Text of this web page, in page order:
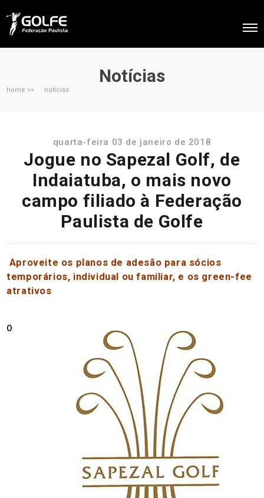
Notícias
home >> notícias
quarta-feira 03 de janeiro de 2018
Jogue no Sapezal Golf, de
Indaiatuba, o mais novo
campo filiado à Federação
Paulista de Golfe
Aproveite os planos de adesão para sócios
temporários, individual ou familiar, e os green-fee
atrativos
O